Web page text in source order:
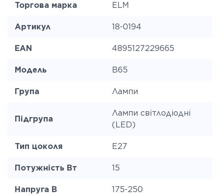
Торгова марка ELM
Артикул 18-0194
EAN 4895127229665
Модель B65
Група Лампи
Підгрупа
Лампи світлодіодні
(LED)
Тип цоколя E27
Потужність Вт 15
Напруга В 175-250